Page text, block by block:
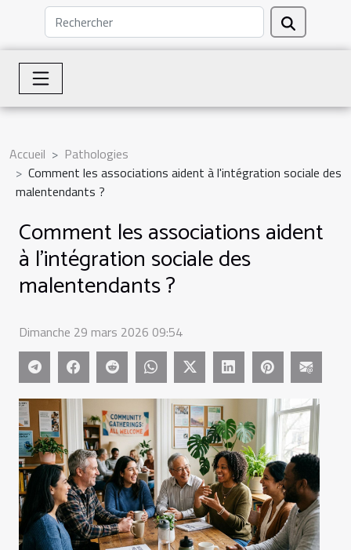
Accueil
Pathologies
Comment les associations aident à l'intégration sociale des
malentendants ?
Comment les associations aident
à l'intégration sociale des
malentendants ?
Dimanche 29 mars 2026 09:54